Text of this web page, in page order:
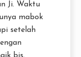
Ji. Waktu
mabok
setelah